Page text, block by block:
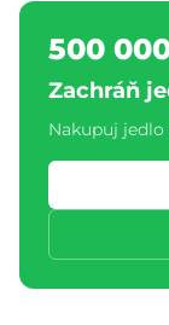
500
Zachráň
Nakupuj jedlo